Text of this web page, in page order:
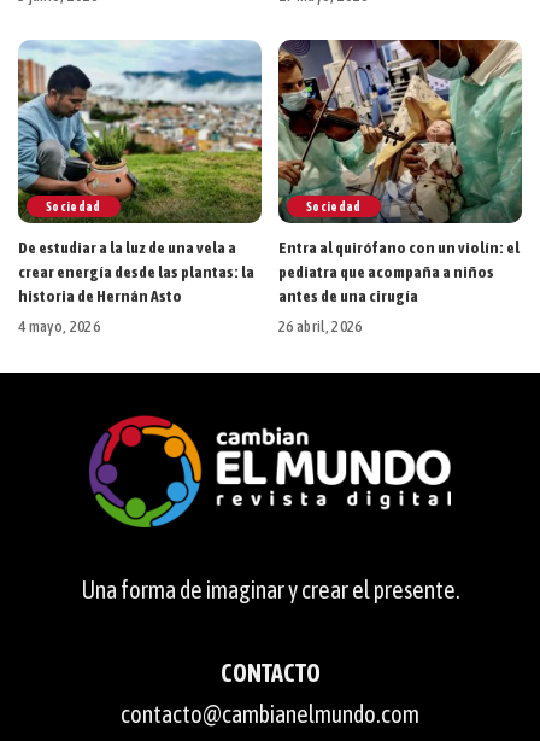
Sociedad
De estudiar a la luz de una vela a
crear energía desde las plantas: la
historia de Hernán Asto
4 mayo, 2026
Sociedad
Entra al quirófano con un violín: el
pediatra que acompaña a niños
antes de una cirugía
26 abril, 2026
Una forma de imaginar y crear el presente.
CONTACTO
contacto@cambianelmundo.com